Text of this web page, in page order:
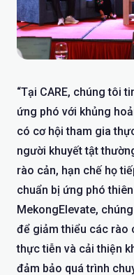
“Tại CARE, chúng tôi
ứng phó với khủng
có cơ hội tham gia
người khuyết tật
rào cản, hạn chế họ
chuẩn bị ứng phó
MekongElevate,
để giảm thiểu các rào
thực tiễn và cải thiện
đảm bảo quá trình